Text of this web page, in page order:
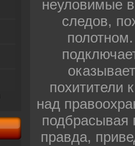
неуловимые
следов,
похитители
над
подбрасывая
правда,